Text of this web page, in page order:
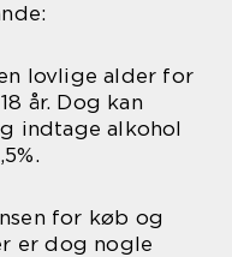
lovlige alder for
år. Dog kan
indtage alkohol
for køb og
er dog nogle